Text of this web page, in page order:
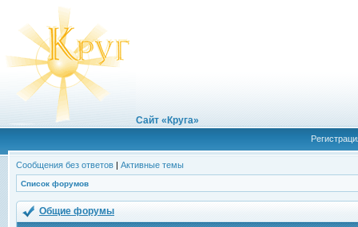
Сайт «Круга»
Сообщения без ответов | Активные темы
Список форумов
Общие форумы